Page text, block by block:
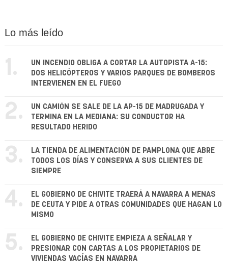
Lo más leído
1.
UN INCENDIO OBLIGA A CORTAR LA AUTOPISTA A-15:
DOS HELICÓPTEROS Y VARIOS PARQUES DE BOMBEROS
INTERVIENEN EN EL FUEGO
2.
UN CAMIÓN SE SALE DE LA AP-15 DE MADRUGADA Y
TERMINA EN LA MEDIANA: SU CONDUCTOR HA
RESULTADO HERIDO
3.
LA TIENDA DE ALIMENTACIÓN DE PAMPLONA QUE ABRE
TODOS LOS DÍAS Y CONSERVA A SUS CLIENTES DE
SIEMPRE
4.
EL GOBIERNO DE CHIVITE TRAERÁ A NAVARRA A MENAS
DE CEUTA Y PIDE A OTRAS COMUNIDADES QUE HAGAN LO
MISMO
5.
EL GOBIERNO DE CHIVITE EMPIEZA A SEÑALAR Y
PRESIONAR CON CARTAS A LOS PROPIETARIOS DE
VIVIENDAS VACÍAS EN NAVARRA